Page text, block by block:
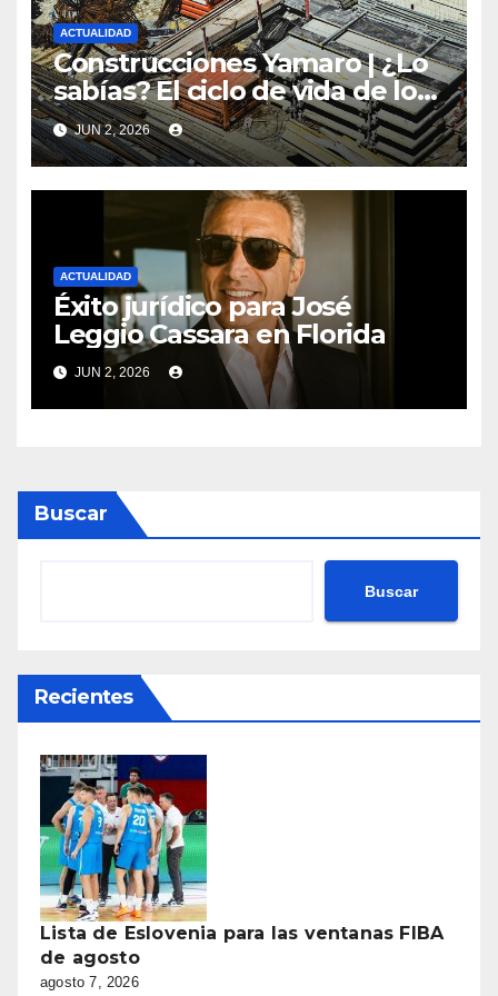
ACTUALIDAD
Construcciones Yamaro | ¿Lo
sabías? El ciclo de vida de los
materiales de construcción
revoluciona eficiencia en
proyectos modernos
JUN 2, 2026
ACTUALIDAD
Éxito jurídico para José
Leggio Cassara en Florida
JUN 2, 2026
Buscar
Buscar
Recientes
Lista de Eslovenia para las ventanas FIBA
de agosto
agosto 7, 2026